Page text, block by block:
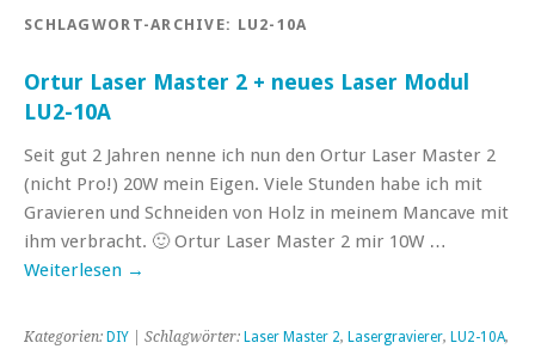
SCHLAGWORT-ARCHIVE: LU2-10A
Ortur Laser Master 2 + neues Laser Modul
LU2-10A
Seit gut 2 Jahren nenne ich nun den Ortur Laser Master 2
(nicht Pro!) 20W mein Eigen. Viele Stunden habe ich mit
Gravieren und Schneiden von Holz in meinem Mancave mit
ihm verbracht. 🙂 Ortur Laser Master 2 mir 10W …
Weiterlesen →
Kategorien: DIY | Schlagwörter: Laser Master 2, Lasergravierer, LU2-10A,